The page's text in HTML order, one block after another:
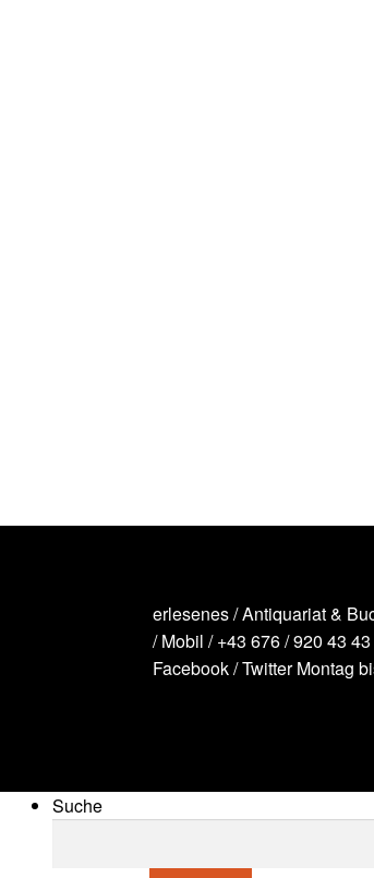
erlesenes / Antiquariat &
/ Mobil /+43 676 / 920 43 43
Facebook/Twitter Montag
Suche